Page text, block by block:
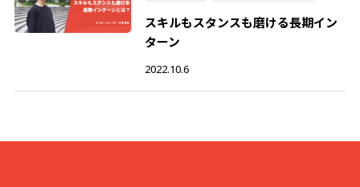
スキルもスタンスも磨ける長期イン
ターン
2022.10.6